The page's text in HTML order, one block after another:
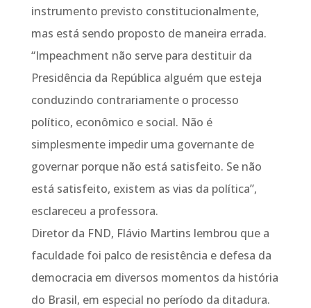
instrumento previsto constitucionalmente,
mas está sendo proposto de maneira errada.
“Impeachment não serve para destituir da
Presidência da República alguém que esteja
conduzindo contrariamente o processo
político, econômico e social. Não é
simplesmente impedir uma governante de
governar porque não está satisfeito. Se não
está satisfeito, existem as vias da política”,
esclareceu a professora.
Diretor da FND, Flávio Martins lembrou que a
faculdade foi palco de resistência e defesa da
democracia em diversos momentos da história
do Brasil, em especial no período da ditadura.